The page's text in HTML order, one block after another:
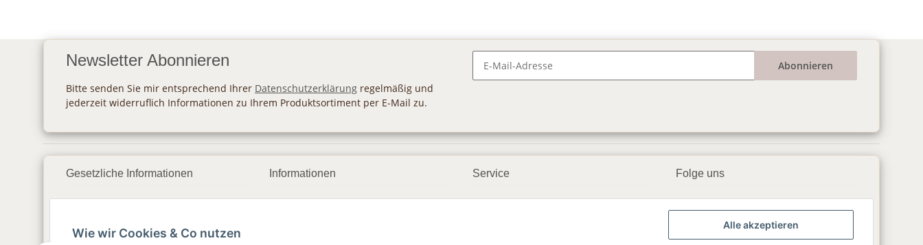
Newsletter Abonnieren
Bitte senden Sie mir entsprechend Ihrer Datenschutzerklärung regelmäßig und
jederzeit widerruflich Informationen zu Ihrem Produktsortiment per E-Mail zu.
Abonnieren
Gesetzliche Informationen
AGB
Informationen Service Folge uns
▶️ YouTube
Wie wir Cookies & Co nutzen
Alle akzeptieren